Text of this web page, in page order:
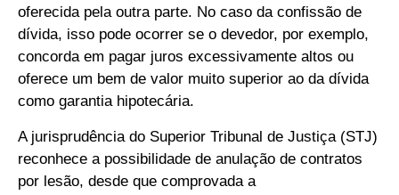
oferecida pela outra parte. No caso da confissão de
dívida, isso pode ocorrer se o devedor, por exemplo,
concorda em pagar juros excessivamente altos ou
oferece um bem de valor muito superior ao da dívida
como garantia hipotecária.
A jurisprudência do Superior Tribunal de Justiça (STJ)
reconhece a possibilidade de anulação de contratos
por lesão, desde que comprovada a